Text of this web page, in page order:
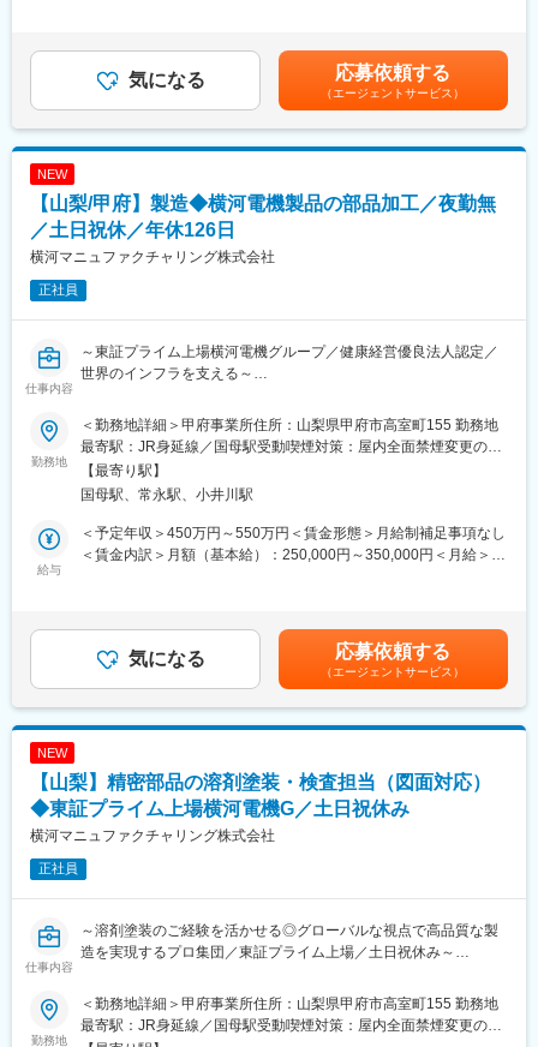
実際に業界未経験で入社し、早期に昇格した社員も在籍していま
がら行動できる方が活躍しています。
■組織構成
営業企画部：10名程度
ベテラン社員が多く、半導体業界未経験者への教育体制も整って
います。
■企業の特徴／魅力：
当社は半導体およびMEMS製品の開発・製造・販売を行う専門企
・OEIC、LCDドライバー、地上デジタル復調ICなどで世界シェア
No.1
・300品種以上の開発実績
・今後は自動運転、医療、通信分野へ展開予定
変更の範囲：会社の定める業務
・メンタル教育：立案～実施まで
■組織構成
現在3名の社員が在籍をしております。
■当社の強み：
石油や化学プラント、水道やガスなど社会インフラを支える
す。これらの製品の心臓部や精度を決定づけるコアパーツの「も
のづくり」を実現するのは私たちの固有生産技術です。それはよ
り精緻になる機械加工技術や、高い生産技術が要求される複合素
材の表面処理技術など、常に最新技術を追求し、「ものづくり」
■当社の事業について：
「品質第一主義」があります。この精神を具現化する生産を担う
のが横河マニュファクチャリングです。
また、当社は海外生産拠点を含めた「YOKOGAWAの全生産機能
点で高品質な製造を実現するプロ集団として、新たな生産技術の
そして環境への配慮も私たちの重要なテーマです。1997年に甲府
事業所でISO14001認証を取得して以来、環境調和型製品の量産を
はじめ環境保全活動を継続的に推進しています。
ります。月給(月額)は固定手当を含めた表記です。
気になる 応募依頼する
（エージェントサービス）
NEW
【山梨/甲府】製造◆横河電機製品の部品加工／夜勤無
／土日祝休／年休126日
横河マニュファクチャリング株式会社
正社員
仕事内容
～東証プライム上場横河電機グループ／健康経営優良法人認定／
世界のインフラを支える～
■業務内容：
（1）機械加工設備（マシニングセンタ）を使用した部品加工
（2）図面から加工工程を立案、寸法検査を行い部品を完成させ
る。
■就業環境
残業20H程度、土日祝休み、年休126日とプライベートとの両立も
入社後1週間程度で人事研修を行います。その他階層別研修なども
充実しております。
※研修制度一覧：https://www.yokogawa.com/jp-
YOKOGAWAの製品は、極めて高いレベルの精度が求められま
す。これらの製品の心臓部や精度を決定づけるコアパーツの「も
のづくり」を実現するのは私たちの固有生産技術です。それはよ
■当社の事業について：
「高品質な製品とソリューションを世界同一品質で提供する」こ
ージです。その根底には100年以上も守り続けてきた創業の精神
「品質第一主義」があります。この精神を具現化する生産を担う
勤務地
＜勤務地詳細＞甲府事業所住所：山梨県甲府市高室町155 勤務地
最寄駅：JR身延線／国母駅受動喫煙対策：屋内全面禁煙変更の範
囲：会社の定める事業所
【最寄り駅】
国母駅、常永駅、小井川駅
給与
＜予定年収＞450万円～550万円＜賃金形態＞月給制補足事項なし
＜賃金内訳＞月額（基本給）：250,000円～350,000円＜月給＞
固定手当を含めた表記です。
気になる 応募依頼する
（エージェントサービス）
NEW
【山梨】精密部品の溶剤塗装・検査担当（図面対応）
◆東証プライム上場横河電機G／土日祝休み
横河マニュファクチャリング株式会社
正社員
仕事内容
～溶剤塗装のご経験を活かせる◎グローバルな視点で高品質な製
造を実現するプロ集団／東証プライム上場／土日祝休み～
■業務内容：
（1）溶剤塗装工程
（2）図面から加工工程を立案、塗装検査を行い部品を完成させ
勤務地
＜勤務地詳細＞甲府事業所住所：山梨県甲府市高室町155 勤務地
最寄駅：JR身延線／国母駅受動喫煙対策：屋内全面禁煙変更の範